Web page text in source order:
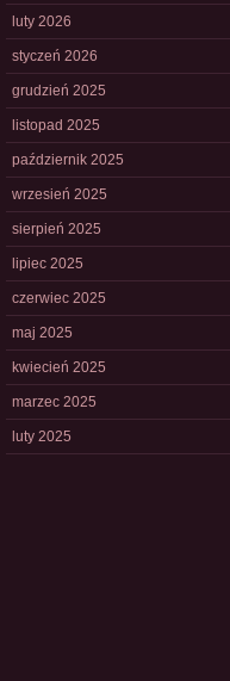
luty 2026
styczeń 2026
grudzień 2025
listopad 2025
październik 2025
wrzesień 2025
sierpień 2025
lipiec 2025
czerwiec 2025
maj 2025
kwiecień 2025
marzec 2025
luty 2025